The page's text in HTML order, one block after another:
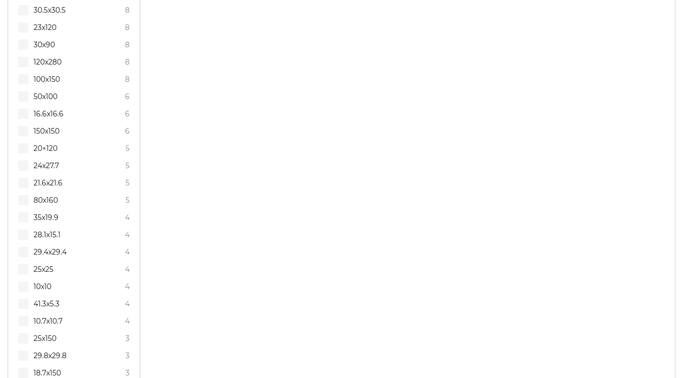
30.5x30.5
8
23x120
8
30x90
8
120x280
8
100x150
8
50x100
6
16.6x16.6
6
150x150
6
20×120
5
24x27.7
5
21.6x21.6
5
80x160
5
35x19.9
4
28.1x15.1
4
29.4x29.4
4
25x25
4
10x10
4
41.3x5.3
4
10.7x10.7
4
25x150
3
29.8x29.8
3
18.7x150
3